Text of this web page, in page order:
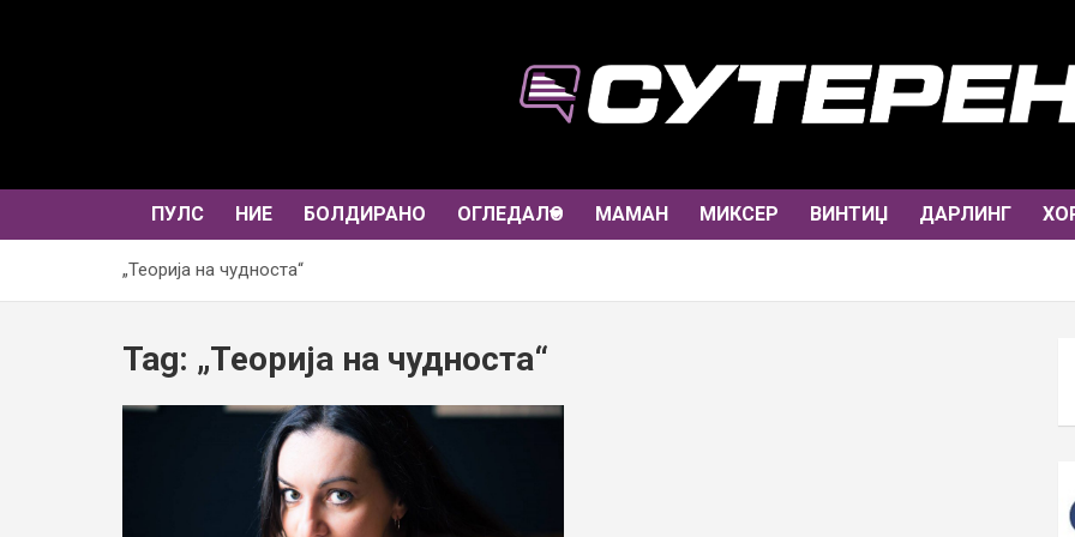
ПУЛС НИЕ БОЛДИРАНО ОГЛЕДАЛО МАМАН МИКСЕР ВИНТИЏ ДАРЛИНГ
„Теорија на чудноста“
Tag: „Теорија на чудноста“